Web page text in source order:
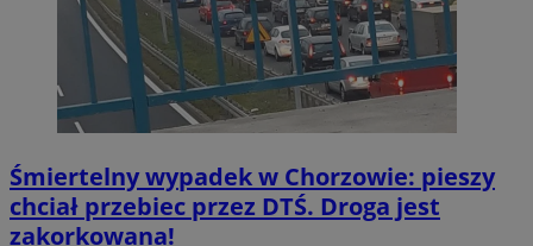
Śmiertelny wypadek w Chorzowie: pieszy
chciał przebiec przez DTŚ. Droga jest
zakorkowana!